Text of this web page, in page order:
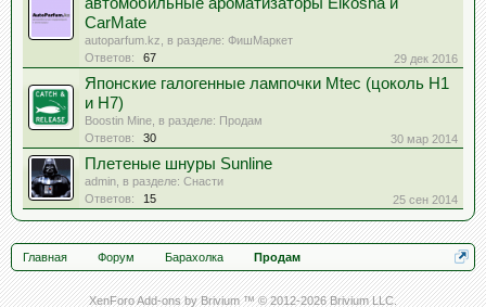
автомобильные ароматизаторы Eikosha и
CarMate
autoparfum.kz , в разделе: ФишМаркет
Ответов:
67 29 дек 2016
Японские галогенные лампочки Mtec (цоколь H1
и H7)
Boostin Mine , в разделе: Продам
Ответов:
30 30 мар 2014
Плетеные шнуры Sunline
admin , в разделе: Снасти
Ответов:
15 25 сен 2014
Главная Форум Барахолка Продам
XenForo Add-ons by Brivium ™ © 2012-2026 Brivium LLC.